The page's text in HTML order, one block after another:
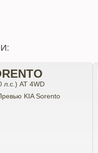
л.с.) АТ 4WD